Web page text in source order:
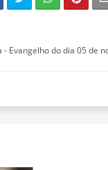
- Evangelho do dia 05 de